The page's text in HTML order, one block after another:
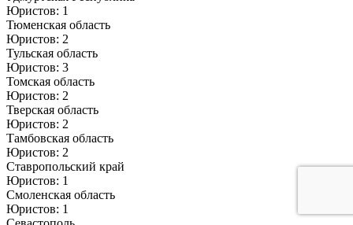
Юристов: 1
Тюменская область
Юристов: 2
Тульская область
Юристов: 3
Томская область
Юристов: 2
Тверская область
Юристов: 2
Тамбовская область
Юристов: 2
Ставропольский край
Юристов: 1
Смоленская область
Юристов: 1